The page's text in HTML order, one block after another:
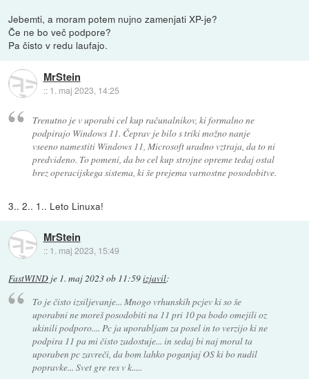
Jebemti, a moram potem nujno zamenjati XP-je?
Če ne bo več podpore?
Pa čisto v redu laufajo.
MrStein
:: 1. maj 2023, 14:25
Trenutno je v uporabi cel kup računalnikov, ki formalno ne
podpirajo Windows 11. Čeprav je bilo s triki možno nanje
vseeno namestiti Windows 11, Microsoft uradno vztraja, da to ni
predvideno. To pomeni, da bo cel kup strojne opreme tedaj ostal
brez operacijskega sistema, ki še prejema varnostne posodobitve.
3.. 2.. 1.. Leto Linuxa!
MrStein
:: 1. maj 2023, 15:49
FastWIND je 1. maj 2023 ob 11:59izjavil:
To je čisto izsiljevanje... Mnogo vrhunskih pcjev ki so še
uporabni ne moreš posodobiti na 11 pri 10 pa bodo omejili oz
ukinili podporo.... Pc ja uporabljam za posel in to verzijo ki ne
podpira 11 pa mi čisto zadostuje... in sedaj bi naj moral ta
uporaben pc zavreči, da bom lahko poganjaj OS ki bo nudil
popravke... Svet gre res v k.....